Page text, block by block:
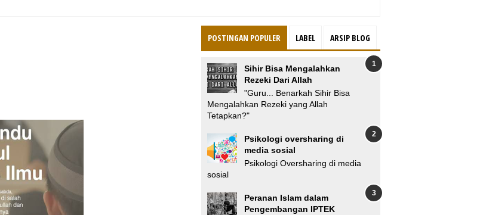
POSTINGAN POPULER LABEL ARSIP BLOG
Sihir Bisa Mengalahkan
Rezeki Dari Allah
"Guru... Benarkah Sihir Bisa
Mengalahkan Rezeki yang Allah
Tetapkan?"
Psikologi oversharing di
media sosial
Psikologi Oversharing di media
sosial
Peranan Islam dalam
Pengembangan IPTEK